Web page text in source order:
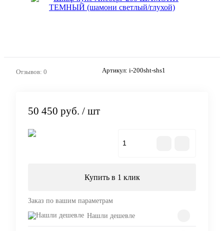
Отзывов: 0 Артикул: i-200sht-shs1
50 450 руб. / шт
Купить в 1 клик
Заказ по вашим параметрам
Нашли дешевле